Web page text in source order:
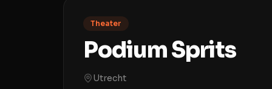
Theater
Podium Sprits
Utrecht